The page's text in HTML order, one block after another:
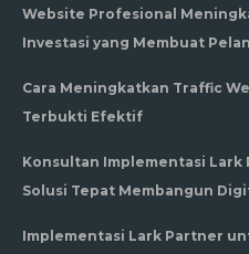
Website Profesional
Investasi yang Membuat
Cara Meningkatkan Traffic
Terbukti Efektif
Konsultan Implementasi
Solusi Tepat Membangun
Implementasi Lark Partner